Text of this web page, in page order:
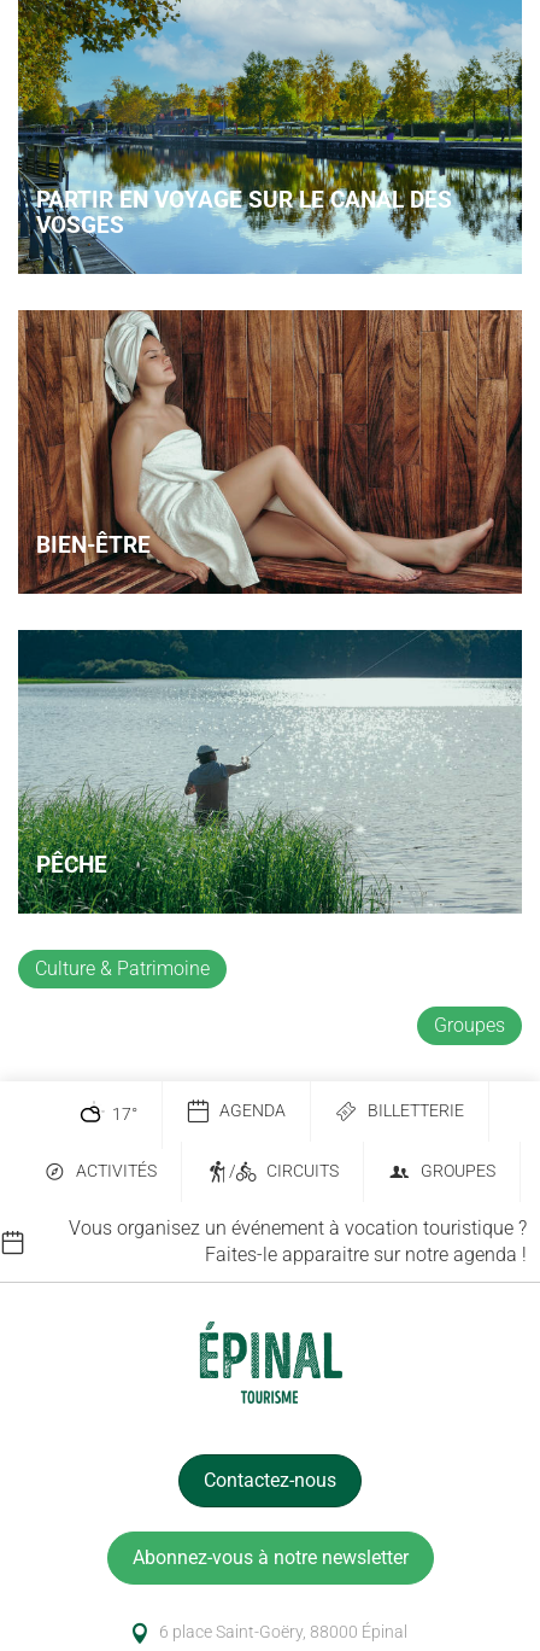
PARTIR EN VOYAGE SUR LE CANAL DES
VOSGES
BIEN-ÊTRE
PÊCHE
Culture & Patrimoine
Groupes
17° AGENDA BILLETTERIE
ACTIVITÉS / CIRCUITS GROUPES
Vous organisez un événement à vocation touristique ?
Faites-le apparaitre sur notre agenda !
Contactez-nous
Abonnez-vous à notre newsletter
6 place Saint-Goëry, 88000 Épinal